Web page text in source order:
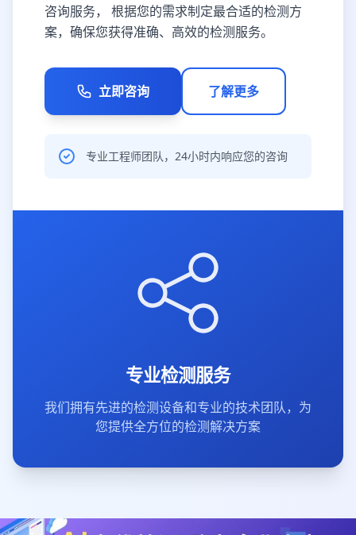
咨询服务， 根据您的需求制定最合适的检测方
案，确保您获得准确、高效的检测服务。
立即咨询 了解更多
专业工程师团队，24小时内响应您的咨询
专业检测服务
我们拥有先进的检测设备和专业的技术团队，为
您提供全方位的检测解决方案